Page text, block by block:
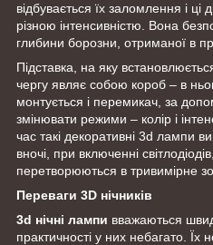
відбувається їх заломлення і ці
різною інтенсивністю. Вона
глибини борозни, отриманої в
Підставка, на яку
чергу являє собою короб – в
монтується і перемикач, за
змінювати режими – колір і
час такі декоративні 3d лампи
вночі, при включенні
перетворюються в тривимірне
Переваги 3D нічників
3d нічні лампи вважаються
практичності у них небагато. Їх